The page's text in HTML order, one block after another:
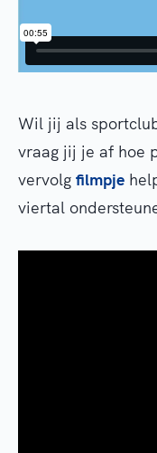
Wil jij als
vraag jij je af hoe
vervolg filmpje
viertal